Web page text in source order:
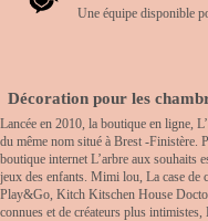
Une équipe disponible
Décoration pour les
Lancée en 2010, la boutique en ligne,
du même nom situé à Brest -Finistère.
boutique internet L’arbre aux souhaits
jeux des enfants. Mimi lou, La case
Play&Go, Kitch Kitschen House
connues et de créateurs plus